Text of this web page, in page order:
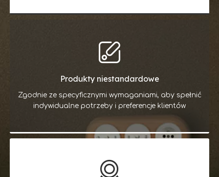
Produkty niestandardowe
Zgodnie ze specyficznymi wymaganiami, aby spełnić
indywidualne potrzeby i preferencje klientów